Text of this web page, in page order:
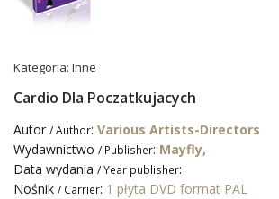
Kategoria: Inne
Cardio Dla Poczatkujacych
Autor / Author: Various Artists-Directors
Wydawnictwo / Publisher: Mayfly,
Data wydania / Year publisher:
Nośnik / Carrier: 1 płyta DVD format PAL